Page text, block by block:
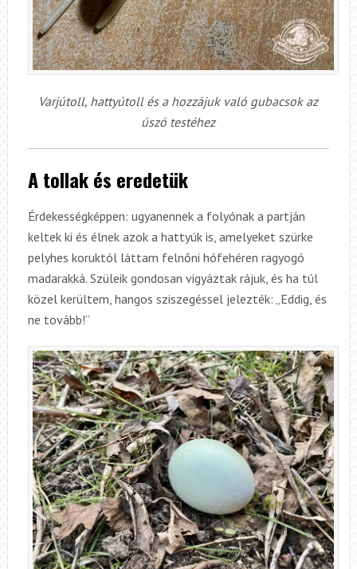
Varjútoll, hattyútoll és a hozzájuk való gubacsok az
úszó testéhez
A tollak és eredetük
Érdekességképpen: ugyanennek a folyónak a partján
keltek ki és élnek azok a hattyúk is, amelyeket szürke
pelyhes koruktól láttam felnőni hófehéren ragyogó
madarakká. Szüleik gondosan vigyáztak rájuk, és ha túl
közel kerültem, hangos sziszegéssel jelezték: „Eddig, és
ne tovább!”